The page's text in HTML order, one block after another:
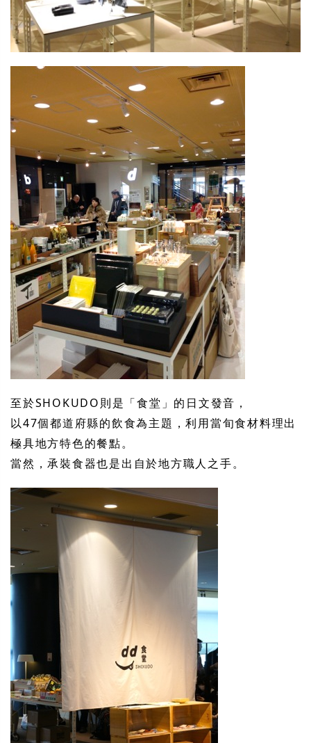
至於SHOKUDO則是「食堂」的日文發音，
以47個都道府縣的飲食為主題，利用當旬食材料理出
極具地方特色的餐點。
當然，承裝食器也是出自於地方職人之手。